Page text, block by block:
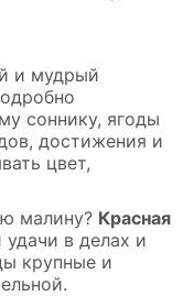
и мудрый
соннику, ягоды
достижения и
цвет,
малину? Красная
удачи в делах и
крупные и